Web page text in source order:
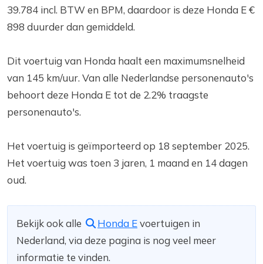
39.784 incl. BTW en BPM, daardoor is deze Honda E €
898 duurder dan gemiddeld.
Dit voertuig van Honda haalt een maximumsnelheid
van 145 km/uur. Van alle Nederlandse personenauto's
behoort deze Honda E tot de 2.2% traagste
personenauto's.
Het voertuig is geïmporteerd op 18 september 2025.
Het voertuig was toen 3 jaren, 1 maand en 14 dagen
oud.
Bekijk ook alle Honda Evoertuigen in
Nederland, via deze pagina is nog veel meer
informatie te vinden.